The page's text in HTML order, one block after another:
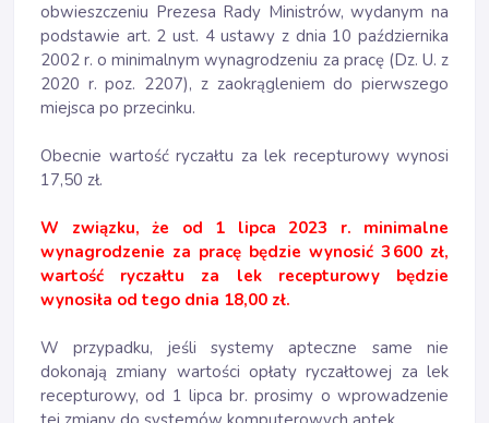
obwieszczeniu Prezesa Rady Ministrów, wydanym na
podstawie art. 2 ust. 4 ustawy z dnia 10 października
2002 r. o minimalnym wynagrodzeniu za pracę (Dz. U. z
2020 r. poz. 2207), z zaokrągleniem do pierwszego
miejsca po przecinku.
Obecnie wartość ryczałtu za lek recepturowy wynosi
17,50 zł.
W związku, że od 1 lipca 2023 r. minimalne
wynagrodzenie za pracę będzie wynosić 3 600 zł,
wartość ryczałtu za lek recepturowy będzie
wynosiła od tego dnia 18,00 zł.
W przypadku, jeśli systemy apteczne same nie
dokonają zmiany wartości opłaty ryczałtowej za lek
recepturowy, od 1 lipca br. prosimy o wprowadzenie